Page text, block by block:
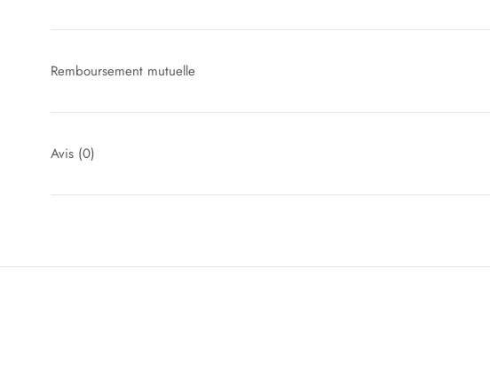
Remboursement mutuelle
Avis (0)